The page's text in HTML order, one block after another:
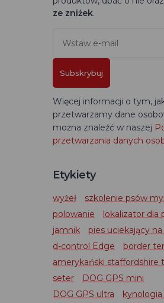
ze zniżek.
Subskrybuj
Więcej informacji o tym,
przetwarzamy dane
można znaleźć w naszej
przetwarzania danych
Etykiety
wyżeł
szkolenie psów
polowanie
lokalizator dla
jamnik
pies uciekający
d-control Edge
border
amerykański staffordshire
seter
DOG GPS mini
DOG GPS ultra